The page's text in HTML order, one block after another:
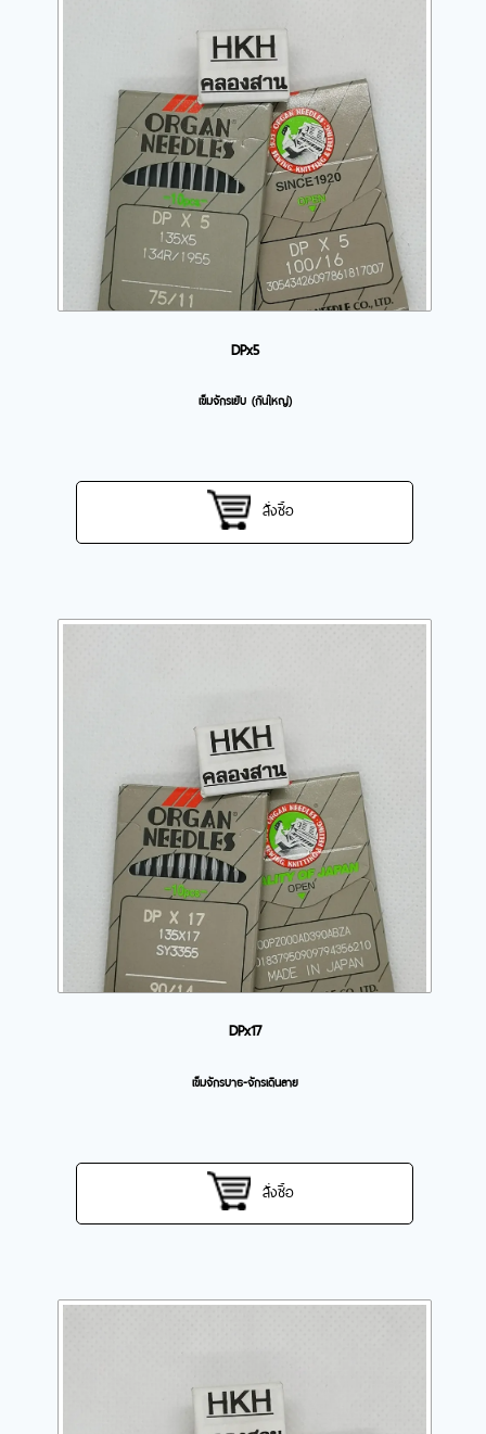
DPx5
เข็มจักรเย้บ (ก้นใหญ่)
สั่งซื้อ
DPx17
เข็มจักรบาธ-จักรเดินลาย
สั่งซื้อ